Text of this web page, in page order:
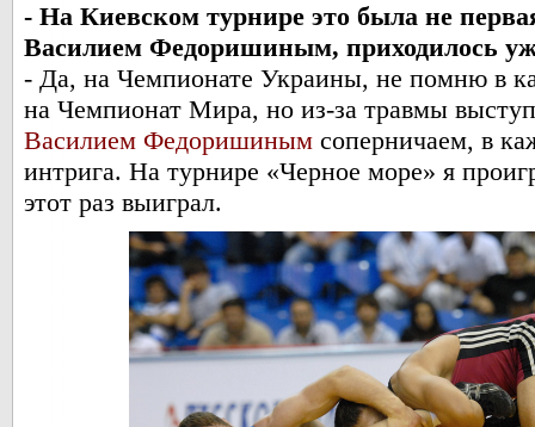
- На Киевском турнире это была не
Василием Федоришиным, приходилось
- Да, на Чемпионате Украины, не помню в
на Чемпионат Мира, но из-за травмы
Василием Федоришиным соперничаем, в
интрига. На турнире «Черное море» я
этот раз выиграл.